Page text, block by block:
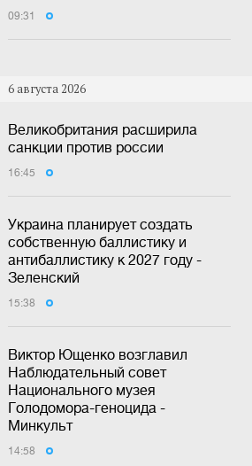
09:31
6 августа 2026
Великобритания расширила
санкции против россии
16:45
Украина планирует создать
собственную баллистику и
антибаллистику к 2027 году -
Зеленский
15:38
Виктор Ющенко возглавил
Наблюдательный совет
Национального музея
Голодомора-геноцида -
Минкульт
14:58